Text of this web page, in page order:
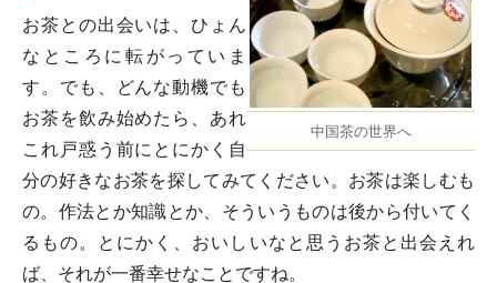
中国茶の世界へ
お茶との出会いは、ひょん
なところに転がっていま
す。でも、どんな動機でも
お茶を飲み始めたら、あれ
これ戸惑う前にとにかく自
分の好きなお茶を探してみてください。お茶は楽しむも
の。作法とか知識とか、そういうものは後から付いてく
るもの。とにかく、おいしいなと思うお茶と出会えれ
ば、それが一番幸せなことですね。